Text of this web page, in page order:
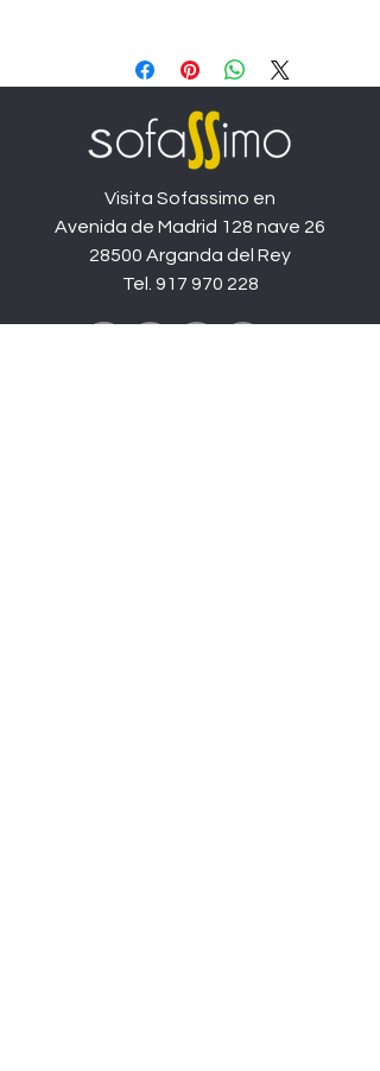
206cm (con brazo de 33cm) y tapizado
promo, (mismo precio para medida de
196cm con brazo de 28cm) las
diferentes medidas y tapizados
variarán el precio.
Visita Sofassimo en
Avenida de Madrid 128 nave 26
28500 Arganda del Rey
Tel. 917 970 228